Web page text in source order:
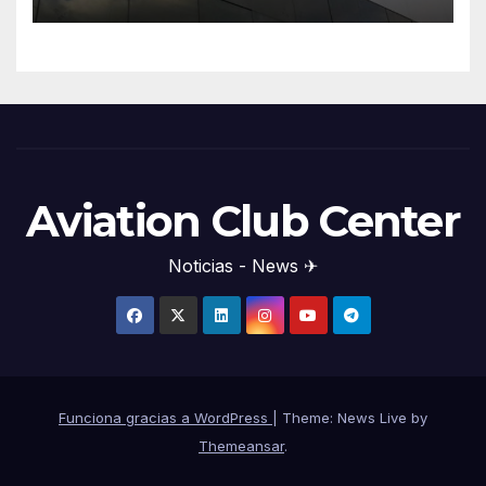
Aviation Club Center
Noticias - News ✈
Funciona gracias a WordPress
Theme: News Live by
Themeansar.